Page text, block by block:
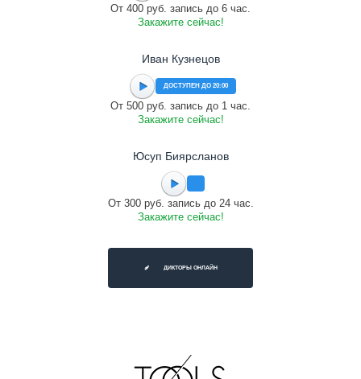
От 400 руб. запись до 6 час.
Закажите сейчас!
Иван Кузнецов
ДОСТУПЕН ДО 20:00
От 500 руб. запись до 1 час.
Закажите сейчас!
Юсуп Биярсланов
От 300 руб. запись до 24 час.
Закажите сейчас!
ДИКТОРЫ ОНЛАЙН